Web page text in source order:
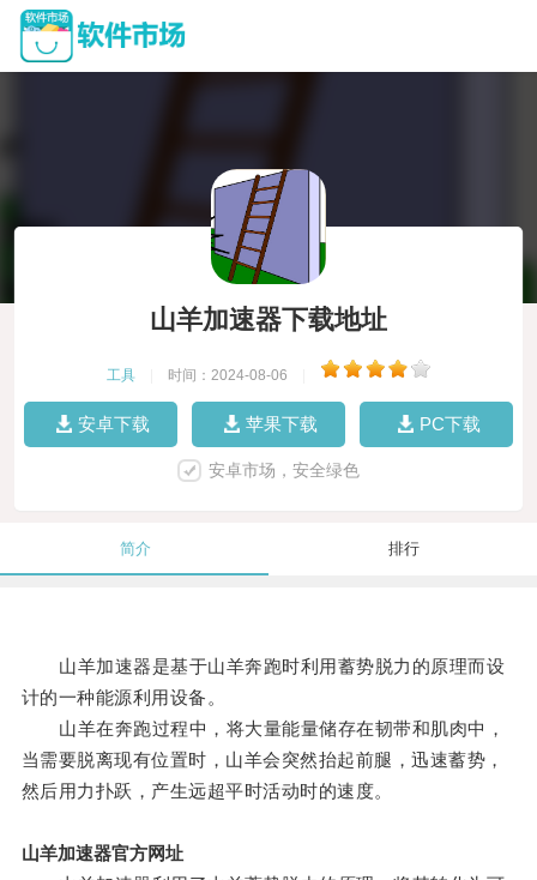
山羊加速器下载地址
工具 时间：2024-08-06
安卓下载 苹果下载 PC下载
安卓市场，安全绿色
简介 排行
山羊加速器是基于山羊奔跑时利用蓄势脱力的原理而设
计的一种能源利用设备。
山羊在奔跑过程中，将大量能量储存在韧带和肌肉中，
当需要脱离现有位置时，山羊会突然抬起前腿，迅速蓄势，
然后用力扑跃，产生远超平时活动时的速度。
山羊加速器官方网址